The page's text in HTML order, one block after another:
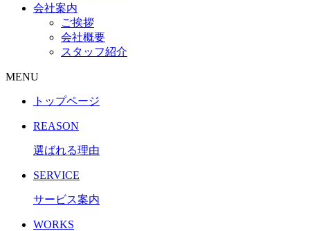
会社案内
ご挨拶
会社概要
スタッフ紹介
MENU
トップページ
REASON
選ばれる理由
SERVICE
サービス案内
WORKS